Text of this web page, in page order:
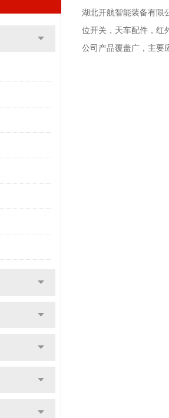
湖北开航智能装备有限
位开关，天车配件，红
公司产品覆盖广，主要